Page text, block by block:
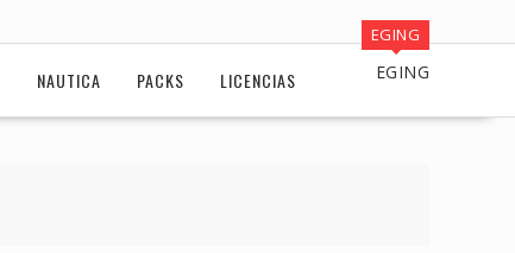
NAUTICA PACKS LICENCIAS
EGING
EGING